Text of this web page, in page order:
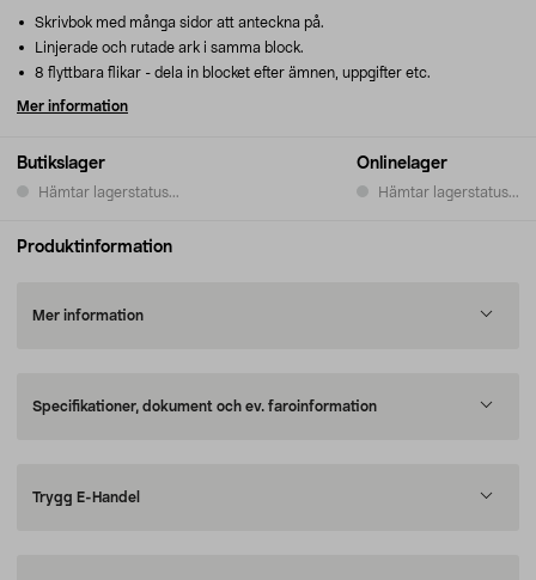
Butikslager
Hämtar lagerstatus...
Onlinelager
Hämtar lagerstatus...
Skrivbok med många sidor att anteckna på.
Linjerade och rutade ark i samma block.
8 flyttbara flikar - dela in blocket efter ämnen, uppgifter etc.
Mer information
Produktinformation
Mer information
Specifikationer, dokument och ev. faroinformation
Trygg E-Handel